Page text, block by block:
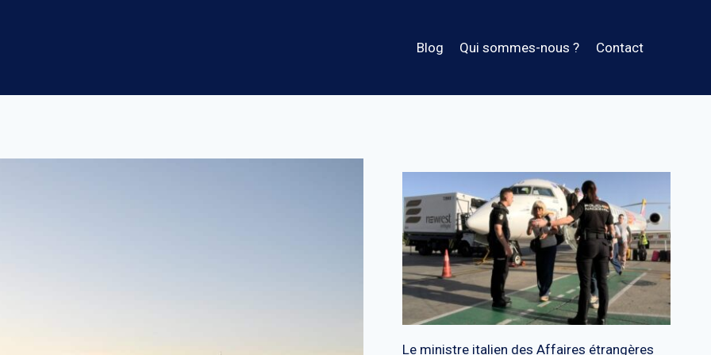
Blog Qui sommes-nous ? Contact
Le ministre italien des Affaires étrangères